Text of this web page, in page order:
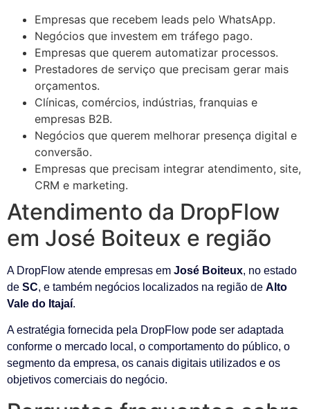
Empresas que recebem leads pelo WhatsApp.
Negócios que investem em tráfego pago.
Empresas que querem automatizar processos.
Prestadores de serviço que precisam gerar mais
orçamentos.
Clínicas, comércios, indústrias, franquias e
empresas B2B.
Negócios que querem melhorar presença digital e
conversão.
Empresas que precisam integrar atendimento, site,
CRM e marketing.
Atendimento da DropFlow
em José Boiteux e região
A DropFlow atende empresas em José Boiteux, no estado
de SC, e também negócios localizados na região de Alto
Vale do Itajaí.
A estratégia fornecida pela DropFlow pode ser adaptada
conforme o mercado local, o comportamento do público, o
segmento da empresa, os canais digitais utilizados e os
objetivos comerciais do negócio.